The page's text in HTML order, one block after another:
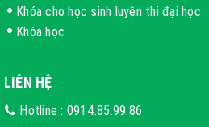
Khóa cho học sinh luyện thi đại học
Khóa học
LIÊN HỆ
Hotline : 0914.85.99.86